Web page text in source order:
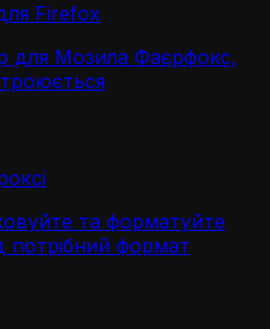
Firefox
для Мозила Фаєрфокс,
та форматуйте
потрібний формат